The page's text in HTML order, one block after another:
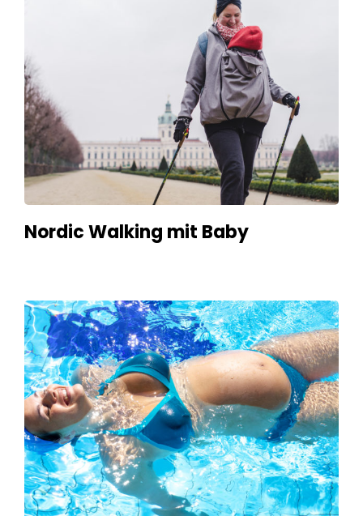
Nordic Walking mit Baby